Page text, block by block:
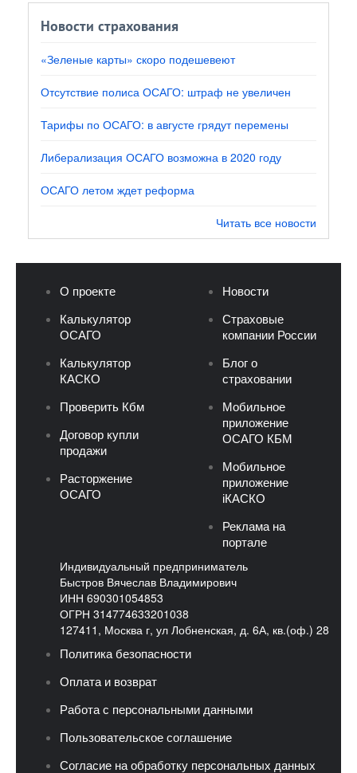
Новости страхования
«Зеленые карты» скоро подешевеют
Отсутствие полиса ОСАГО: штраф не увеличен
Тарифы по ОСАГО: в августе грядут перемены
Либерализация ОСАГО возможна в 2020 году
ОСАГО летом ждет реформа
Читать все новости
О проекте
Калькулятор
ОСАГО
Калькулятор
КАСКО
Проверить Кбм
Договор купли
продажи
Расторжение
ОСАГО
Новости
Страховые
компании России
Блог о
страховании
Мобильное
приложение
ОСАГО КБМ
Мобильное
приложение
iКАСКО
Реклама на
портале
Индивидуальный предприниматель
Быстров Вячеслав Владимирович
ИНН 690301054853
ОГРН 314774633201038
127411, Москва г, ул Лобненская, д. 6А, кв.(оф.) 28
Политика безопасности
Оплата и возврат
Работа с персональными данными
Пользовательское соглашение
Согласие на обработку персональных данных